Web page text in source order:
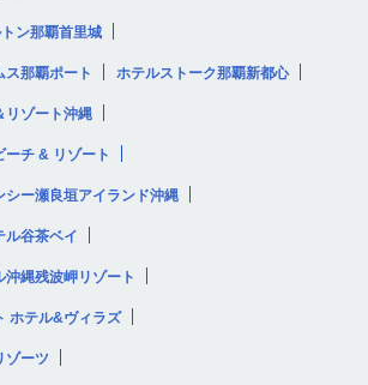
ン那覇首里城
ス那覇ポート ホテルストーク那覇新都心
リゾート沖縄
ーチ & リゾート
シー瀬良垣アイランド沖縄
ル谷茶ベイ
縄残波岬リゾート
ホテル&ヴィラズ
ゾーツ